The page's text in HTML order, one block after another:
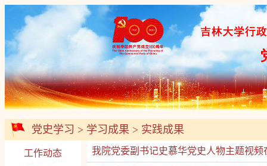
党史学习 > 学习成果 > 实践成果
工作动态
我院党委副书记史慕华党史人物主题视